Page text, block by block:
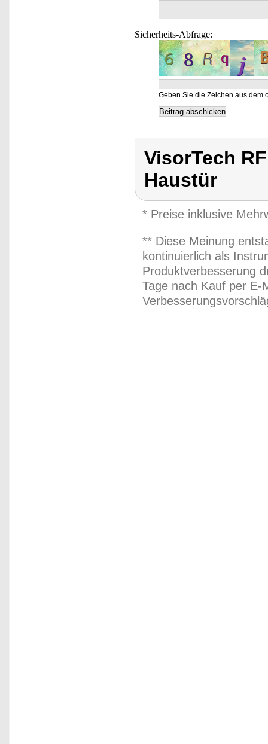
Sicherheits-Abfrage:
Geben Sie die Zeichen aus dem
VisorTech
Haustür
* Preise inklusive
** Diese Meinung
kontinuierlich als
Produktverbesserung
Tage nach Kauf per E-